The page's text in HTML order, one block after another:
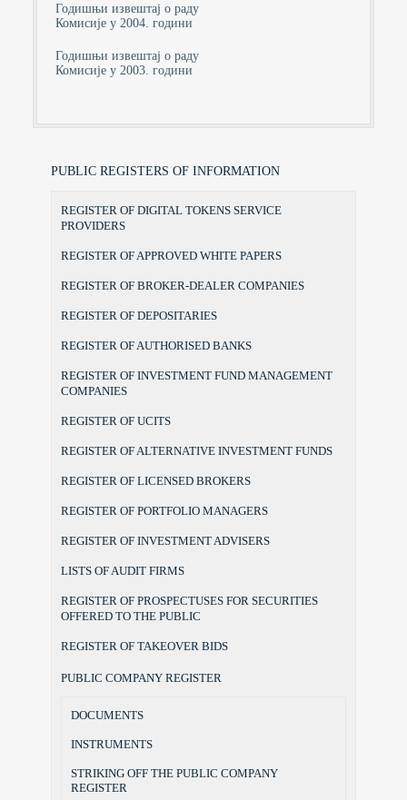
Годишњи извештај о раду
Комисије у 2004. години
Годишњи извештај о раду
Комисије у 2003. години
PUBLIC REGISTERS OF INFORMATION
REGISTER OF DIGITAL TOKENS SERVICE
PROVIDERS
REGISTER OF APPROVED WHITE PAPERS
REGISTER OF BROKER-DEALER COMPANIES
REGISTER OF DEPOSITARIES
REGISTER OF AUTHORISED BANKS
REGISTER OF INVESTMENT FUND MANAGEMENT
COMPANIES
REGISTER OF UCITS
REGISTER OF ALTERNATIVE INVESTMENT FUNDS
REGISTER OF LICENSED BROKERS
REGISTER OF PORTFOLIO MANAGERS
REGISTER OF INVESTMENT ADVISERS
LISTS OF AUDIT FIRMS
REGISTER OF PROSPECTUSES FOR SECURITIES
OFFERED TO THE PUBLIC
REGISTER OF TAKEOVER BIDS
PUBLIC COMPANY REGISTER
DOCUMENTS
INSTRUMENTS
STRIKING OFF THE PUBLIC COMPANY
REGISTER